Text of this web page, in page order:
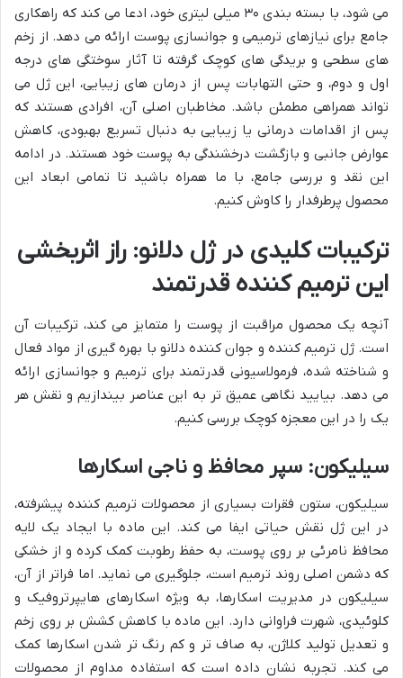
می شود، با بسته بندی ۳۰ میلی لیتری خود، ادعا می کند که راهکاری
جامع برای نیازهای ترمیمی و جوانسازی پوست ارائه می دهد. از زخم
های سطحی و بریدگی های کوچک گرفته تا آثار سوختگی های درجه
اول و دوم، و حتی التهابات پس از درمان های زیبایی، این ژل می
تواند همراهی مطمئن باشد. مخاطبان اصلی آن، افرادی هستند که
پس از اقدامات درمانی یا زیبایی به دنبال تسریع بهبودی، کاهش
عوارض جانبی و بازگشت درخشندگی به پوست خود هستند. در ادامه
این نقد و بررسی جامع، با ما همراه باشید تا تمامی ابعاد این
محصول پرطرفدار را کاوش کنیم.
ترکیبات کلیدی در ژل دلانو: راز اثربخشی
این ترمیم کننده قدرتمند
آنچه یک محصول مراقبت از پوست را متمایز می کند، ترکیبات آن
است. ژل ترمیم کننده و جوان کننده دلانو با بهره گیری از مواد فعال
و شناخته شده، فرمولاسیونی قدرتمند برای ترمیم و جوانسازی ارائه
می دهد. بیایید نگاهی عمیق تر به این عناصر بیندازیم و نقش هر
یک را در این معجزه کوچک بررسی کنیم.
سیلیکون: سپر محافظ و ناجی اسکارها
سیلیکون، ستون فقرات بسیاری از محصولات ترمیم کننده پیشرفته،
در این ژل نقش حیاتی ایفا می کند. این ماده با ایجاد یک لایه
محافظ نامرئی بر روی پوست، به حفظ رطوبت کمک کرده و از خشکی
که دشمن اصلی روند ترمیم است، جلوگیری می نماید. اما فراتر از آن،
سیلیکون در مدیریت اسکارها، به ویژه اسکارهای هایپرتروفیک و
کلوئیدی، شهرت فراوانی دارد. این ماده با کاهش کشش بر روی زخم
و تعدیل تولید کلاژن، به صاف تر و کم رنگ تر شدن اسکارها کمک
می کند. تجربه نشان داده است که استفاده مداوم از محصولات